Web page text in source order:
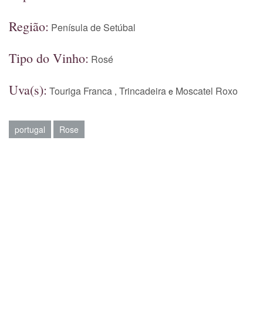
Região: Penísula de Setúbal
Tipo do Vinho: Rosé
Uva(s): Touriga Franca , Trincadeira e Moscatel Roxo
portugal Rose